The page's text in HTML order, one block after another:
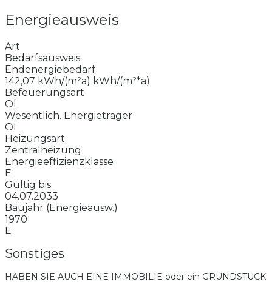
Energieausweis
Art
Bedarfsausweis
Endenergiebedarf
142,07 kWh/(m²a) kWh/(m²*a)
Befeuerungsart
Öl
Wesentlich. Energieträger
Öl
Heizungsart
Zentralheizung
Energieeffizienzklasse
E
Gültig bis
04.07.2033
Baujahr (Energieausw.)
1970
E
Sonstiges
HABEN SIE AUCH EINE IMMOBILIE oder ein GRUNDSTÜCK